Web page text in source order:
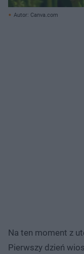
Autor: Canva.com
Na ten moment z
Pierwszy dzień